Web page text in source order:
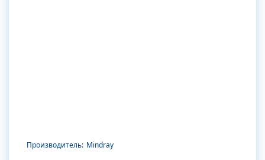
Производитель: Mindray